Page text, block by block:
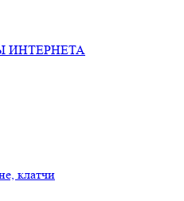
ИНТЕРНЕТА
клатчи